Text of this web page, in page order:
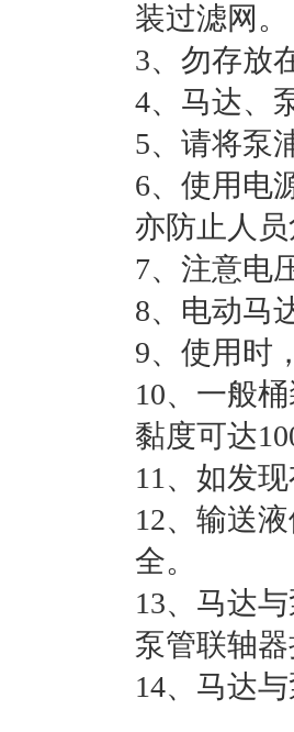
装过滤网。
3、勿存放
4、马达、
5、请将泵
6、使用电
亦防止人
7、注意电
8、电动马
9、使用时
10、一般
黏度可达
11、如发
12、输送
全。
13、马达
泵管联轴
14、马达